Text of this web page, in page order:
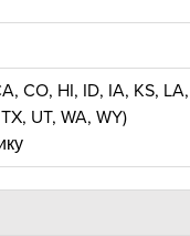
CO, HI, ID, IA, KS, LA,
UT, WA, WY)